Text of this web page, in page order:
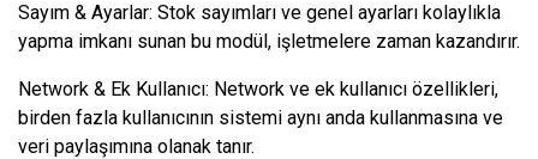
Sayım & Ayarlar: Stok sayımları ve genel ayarları kolaylıkla
yapma imkanı sunan bu modül, işletmelere zaman kazandırır.
Network & Ek Kullanıcı: Network ve ek kullanıcı özellikleri,
birden fazla kullanıcının sistemi aynı anda kullanmasına ve
veri paylaşımına olanak tanır.